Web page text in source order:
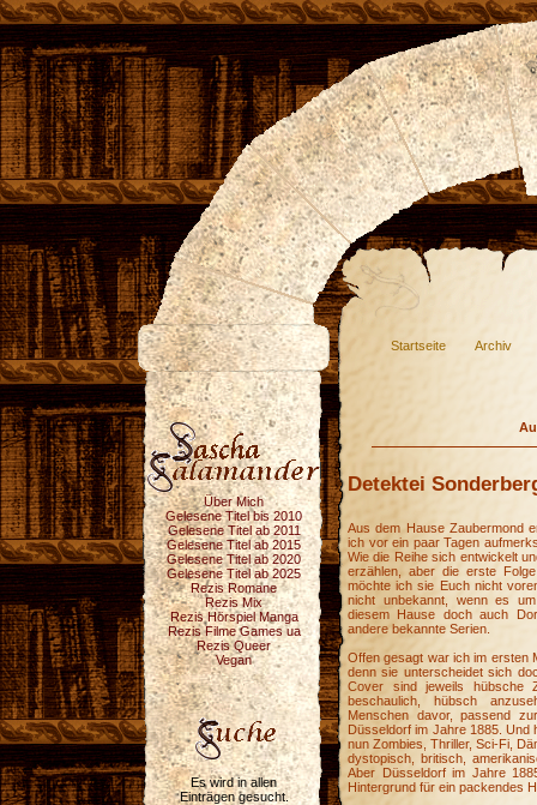
Startseite Archiv
Über Mich
Gelesene Titel bis 2010
Gelesene Titel ab 2011
Gelesene Titel ab 2015
Gelesene Titel ab 2020
Gelesene Titel ab 2025
Rezis Romane
Rezis Mix
Rezis Hörspiel Manga
Rezis Filme Games ua
Rezis Queer
Vegan
Es wird in allen
Einträgen gesucht.
Detektei
Aus dem Hause Zaubermond
ich vor ein paar Tagen
Wie die Reihe sich entwickelt
erzählen, aber die erste
möchte ich sie Euch nicht
nicht unbekannt, wenn es
diesem Hause doch auch
andere bekannte Serien.
Offen gesagt war ich im ersten
denn sie unterscheidet sich
Cover sind jeweils hübsche
beschaulich, hübsch
Menschen davor, passend
Düsseldorf im Jahre 1885.
nun Zombies, Thriller, Sci-Fi,
dystopisch, britisch,
Aber Düsseldorf im Jahre
Hintergrund für ein packendes